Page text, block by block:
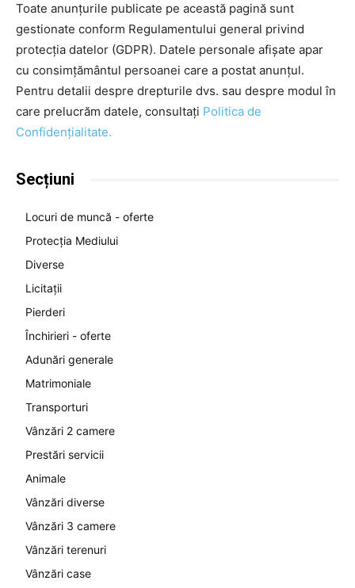
Toate anunțurile publicate pe această pagină sunt
gestionate conform Regulamentului general privind
protecția datelor (GDPR). Datele personale afișate apar
cu consimțământul persoanei care a postat anunțul.
Pentru detalii despre drepturile dvs. sau despre modul în
care prelucrăm datele, consultați Politica de
Confidențialitate.
Secțiuni
Locuri de muncă - oferte
Protecția Mediului
Diverse
Licitații
Pierderi
Închirieri - oferte
Adunări generale
Matrimoniale
Transporturi
Vânzări 2 camere
Prestări servicii
Animale
Vânzări diverse
Vânzări 3 camere
Vânzări terenuri
Vânzări case